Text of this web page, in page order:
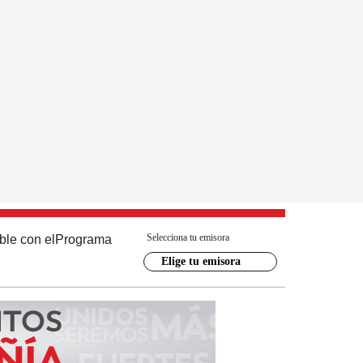
con el Programa Selecciona tu emisora
Elige tu emisora